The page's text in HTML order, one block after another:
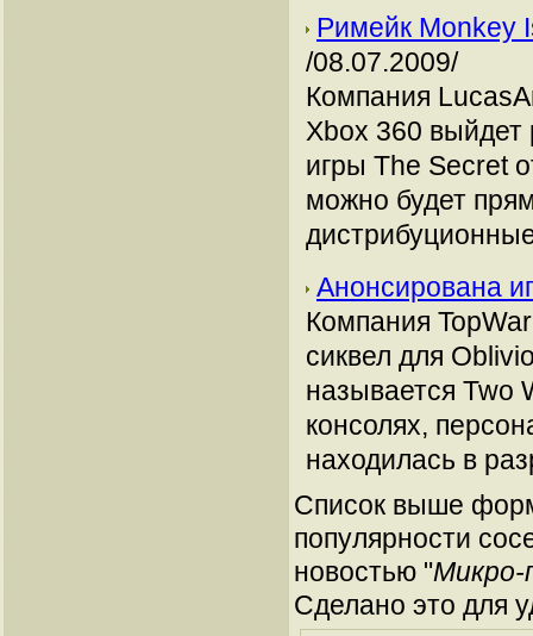
Римейк Monkey
/08.07.2009/
Компания
Xbox 360 выйдет
игры The Secret
можно будет
Анонсирована
Компания
сиквел для
называется Two
консолях,
находилась в
Список выше
популярности
новостью "Микро-
Сделано это для